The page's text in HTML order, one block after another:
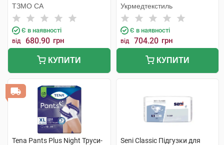
ТЗМО СА
Є в наявності
від 680.90 грн
КУПИТИ
Укрмедтекстиль
Є в наявності
від 704.20 грн
КУПИТИ
Tena Pants Plus Night Труси-
Seni Classic Підгузки для